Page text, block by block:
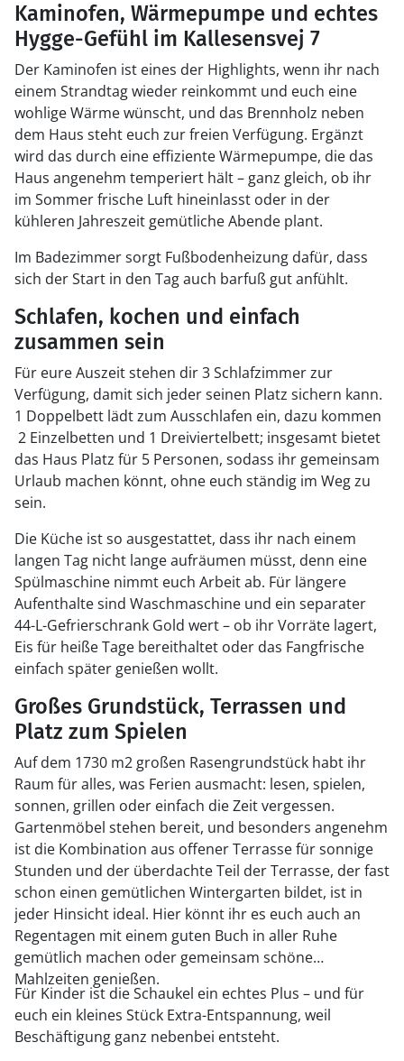
Kaminofen, Wärmepumpe und echtes
Hygge-Gefühl im Kallesensvej 7
Der Kaminofen ist eines der Highlights, wenn ihr nach
einem Strandtag wieder reinkommt und euch eine
wohlige Wärme wünscht, und das Brennholz neben
dem Haus steht euch zur freien Verfügung. Ergänzt
wird das durch eine effiziente Wärmepumpe, die das
Haus angenehm temperiert hält – ganz gleich, ob ihr
im Sommer frische Luft hineinlasst oder in der
kühleren Jahreszeit gemütliche Abende plant.
Im Badezimmer sorgt Fußbodenheizung dafür, dass
sich der Start in den Tag auch barfuß gut anfühlt.
Schlafen, kochen und einfach
zusammen sein
Für eure Auszeit stehen dir 3 Schlafzimmer zur
Verfügung, damit sich jeder seinen Platz sichern kann.
1 Doppelbett lädt zum Ausschlafen ein, dazu kommen
2 Einzelbetten und 1 Dreiviertelbett; insgesamt bietet
das Haus Platz für 5 Personen, sodass ihr gemeinsam
Urlaub machen könnt, ohne euch ständig im Weg zu
sein.
Die Küche ist so ausgestattet, dass ihr nach einem
langen Tag nicht lange aufräumen müsst, denn eine
Spülmaschine nimmt euch Arbeit ab. Für längere
Aufenthalte sind Waschmaschine und ein separater
44-L-Gefrierschrank Gold wert – ob ihr Vorräte lagert,
Eis für heiße Tage bereithaltet oder das Fangfrische
einfach später genießen wollt.
Großes Grundstück, Terrassen und
Platz zum Spielen
Auf dem 1730 m2 großen Rasengrundstück habt ihr
Raum für alles, was Ferien ausmacht: lesen, spielen,
sonnen, grillen oder einfach die Zeit vergessen.
Gartenmöbel stehen bereit, und besonders angenehm
ist die Kombination aus offener Terrasse für sonnige
Stunden und der überdachte Teil der Terrasse, der fast
schon einen gemütlichen Wintergarten bildet, ist in
jeder Hinsicht ideal. Hier könnt ihr es euch auch an
Regentagen mit einem guten Buch in aller Ruhe
gemütlich machen oder gemeinsam schöne
Mahlzeiten genießen.
Für Kinder ist die Schaukel ein echtes Plus – und für
euch ein kleines Stück Extra-Entspannung, weil
Beschäftigung ganz nebenbei entsteht.